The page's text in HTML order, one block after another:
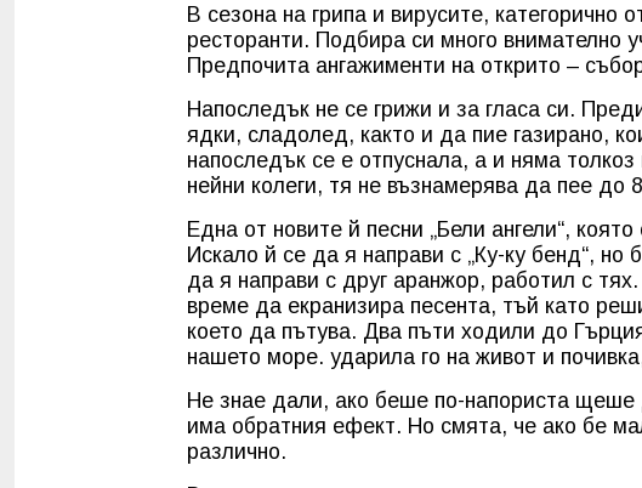
В сезона на грипа и вирусите, категорично
ресторанти. Подбира си много внимателно
Предпочита ангажименти на открито –
Напоследък не се грижи и за гласа си.
ядки, сладолед, както и да пие газирано,
напоследък се е отпуснала, а и няма
нейни колеги, тя не възнамерява да пее до
Една от новите й песни „Бели ангели“,
Искало й се да я направи с „Ку-ку бенд“, но
да я направи с друг аранжор, работил с
време да екранизира песента, тъй като
което да пътува. Два пъти ходили до
нашето море. ударила го на живот и
Не знае дали, ако беше по-напориста
има обратния ефект. Но смята, че ако бе
различно.